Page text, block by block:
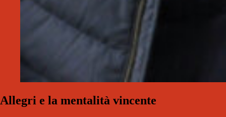
Allegri e la mentalità vincente